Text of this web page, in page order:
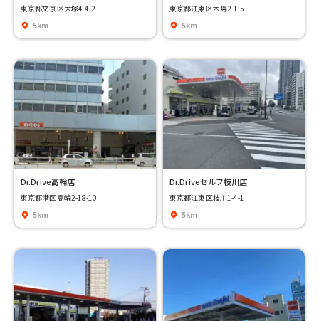
東京都文京区大塚4-4-2
5km
東京都江東区木場2-1-5
5km
Dr.Drive高輪店
東京都港区高輪2-18-10
5km
Dr.Driveセルフ枝川店
東京都江東区枝川1-4-1
5km